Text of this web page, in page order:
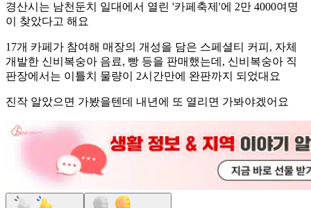
경산시는 남천둔치 일대에서 열린 '카페축제'에 2만 4000여명
이 찾았다고 해요
17개 카페가 참여해 매장의 개성을 담은 스페셜티 커피, 자체
개발한 신비복숭아 음료, 빵 등을 판매했는데, 신비복숭아 직
판장에서는 이틀치 물량이 2시간만에 완판까지 되었대요
진작 알았으면 가봤을텐데 내년에 또 열리면 가봐야겠어요